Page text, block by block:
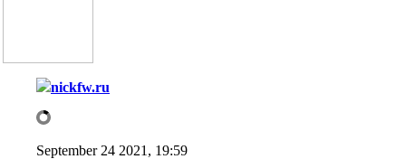
nickfw.ru
September 24 2021, 19:59